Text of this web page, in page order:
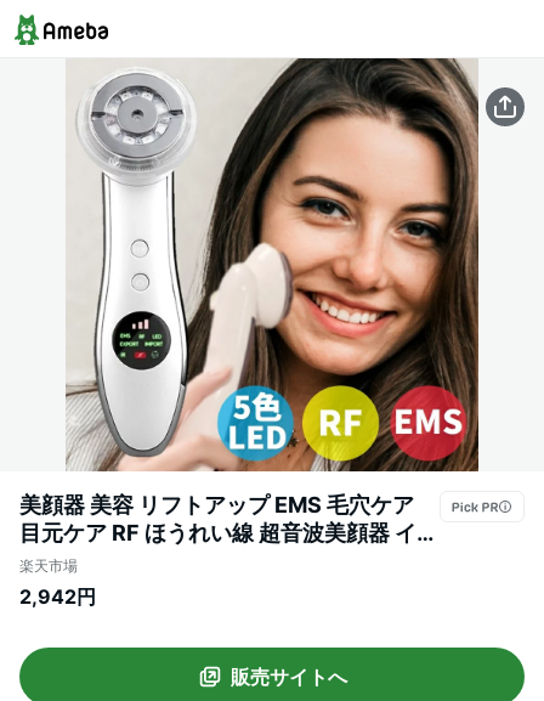
美顔器 美容 リフトアップ EMS 毛穴ケア
目元ケア RF ほうれい線 超音波美顔器 イオ
ン導入 イオン導出 微電流 ラジオ波 温熱ケ
ア
楽天市場
2,942円
販売サイトへ